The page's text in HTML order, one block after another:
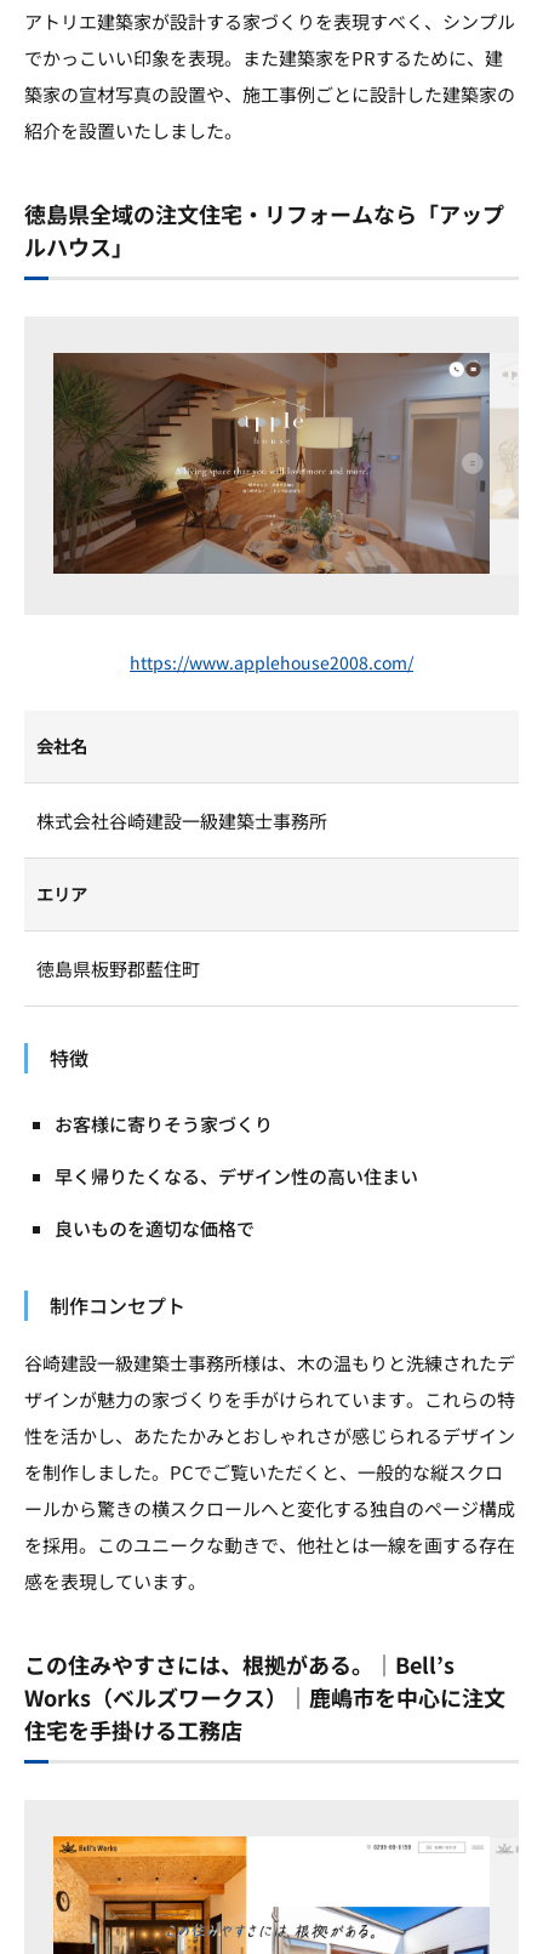
アトリエ建築家が設計する家づくりを表現すべく、シンプル
でかっこいい印象を表現。また建築家をPRするために、建
築家の宣材写真の設置や、施工事例ごとに設計した建築家の
紹介を設置いたしました。
徳島県全域の注文住宅・リフォームなら「アップ
ルハウス」
https://www.applehouse2008.com/
会社名
株式会社谷崎建設一級建築士事務所
エリア
徳島県板野郡藍住町
特徴
お客様に寄りそう家づくり
早く帰りたくなる、デザイン性の高い住まい
良いものを適切な価格で
制作コンセプト
谷崎建設一級建築士事務所様は、木の温もりと洗練されたデ
ザインが魅力の家づくりを手がけられています。これらの特
性を活かし、あたたかみとおしゃれさが感じられるデザイン
を制作しました。PCでご覧いただくと、一般的な縦スクロ
ールから驚きの横スクロールへと変化する独自のページ構成
を採用。このユニークな動きで、他社とは一線を画する存在
感を表現しています。
この住みやすさには、根拠がある。｜Bell’s
Works（ベルズワークス）｜鹿嶋市を中心に注文
住宅を手掛ける工務店